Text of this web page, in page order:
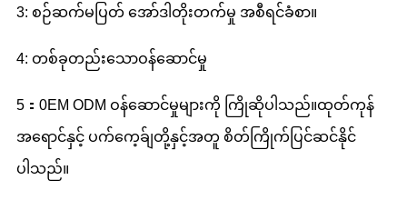
3: စဉ်ဆက်မပြတ် အော်ဒါတိုးတက်မှု အစီရင်ခံစာ။
4: တစ်ခုတည်းသောဝန်ဆောင်မှု
5：0EM ODM ဝန်ဆောင်မှုများကို ကြိုဆိုပါသည်။ထုတ်ကုန်
အရောင်နှင့် ပက်ကေ့ခ်ျတို့နှင့်အတူ စိတ်ကြိုက်ပြင်ဆင်နိုင်
ပါသည်။